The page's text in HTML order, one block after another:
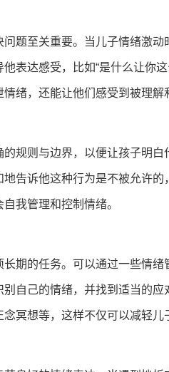
题至关重要。当儿子情绪激
表达感受，比如“是什么让你
绪，还能让他们感受到被理解
规则与边界，以便让孩子明
告诉他这种行为是不被允许
我管理和控制情绪。
期的任务。可以通过一些情
自己的情绪，并找到适当的
冥想等，这样不仅可以减轻儿